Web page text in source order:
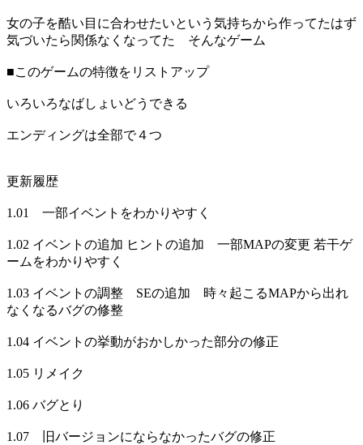
女の子を酷い目に合わせたいという気持ちから作ってたはず
気づいたら関係なくなってた そんなゲーム
■このゲームの特徴をリストアップ
いろいろなばしょいどうできる
エンディングは全部で４つ
更新履歴
1.01 一部イベントをわかりやすく
1.02 イベントの追加 ヒントの追加 一部MAPの変更 若干ゲ
ームをわかりやすく
1.03 イベントの調整 SEの追加 時々起こるMAPから出れ
なくなるバグの修整
1.04 イベントの挙動がおかしかった部分の修正
1.05 リメイク
1.06 バグとり
1.07 旧バージョンにならなかったバグの修正